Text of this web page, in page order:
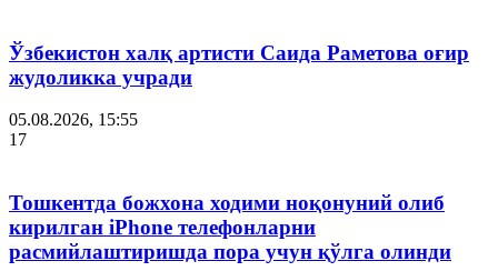
Ўзбекистон халқ артисти Саида Раметова оғир
жудоликка учради
05.08.2026, 15:55
17
Тошкентда божхона ходими ноқонуний олиб
кирилган iPhone телефонларни
расмийлаштиришда пора учун қўлга олинди